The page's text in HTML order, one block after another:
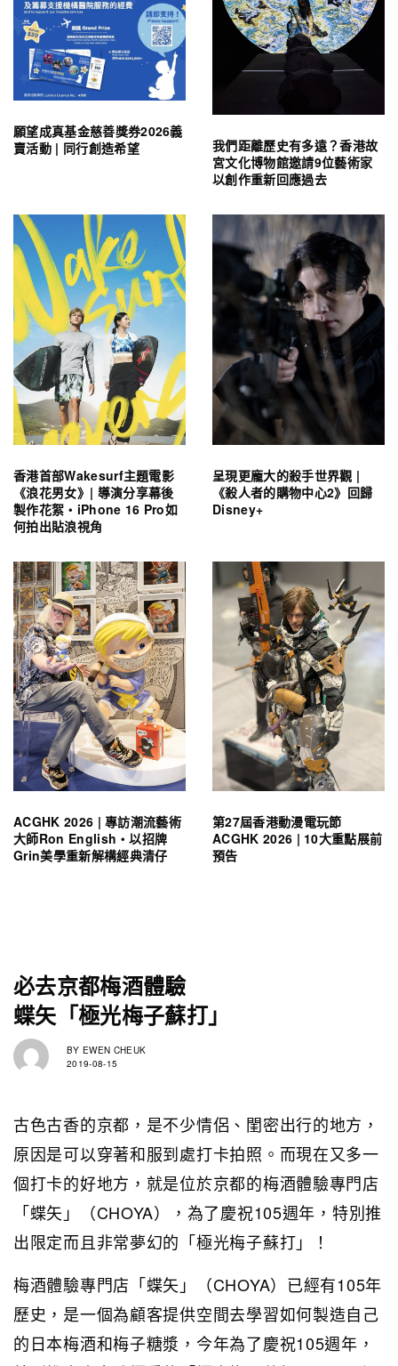
願望成真基金慈善獎券2026義
賣活動 | 同行創造希望
我們距離歷史有多遠？香港故
宮文化博物館邀請9位藝術家
以創作重新回應過去
香港首部Wakesurf主題電影
《浪花男女》| 導演分享幕後
製作花絮・iPhone 16 Pro如
何拍出貼浪視角
呈現更龐大的殺手世界觀 |
《殺人者的購物中心2》回歸
Disney+
ACGHK 2026 | 專訪潮流藝術
大師Ron English・以招牌
Grin美學重新解構經典清仔
第27屆香港動漫電玩節
ACGHK 2026 | 10大重點展前
預告
必去京都梅酒體驗
蝶矢「極光梅子蘇打」
BY EWEN CHEUK
2019-08-15
古色古香的京都，是不少情侶、閨密出行的地方，
原因是可以穿著和服到處打卡拍照。而現在又多一
個打卡的好地方，就是位於京都的梅酒體驗專門店
「蝶矢」（CHOYA），為了慶祝105週年，特別推
出限定而且非常夢幻的「極光梅子蘇打」！
梅酒體驗專門店「蝶矢」（CHOYA）已經有105年
歷史，是一個為顧客提供空間去學習如何製造自己
的日本梅酒和梅子糖漿，今年為了慶祝105週年，